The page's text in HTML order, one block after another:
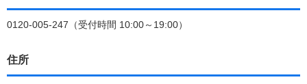
0120-005-247（受付時間 10:00～19:00）
住所